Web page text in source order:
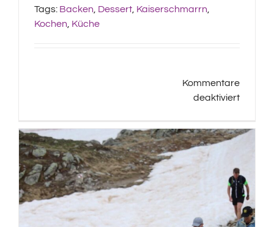
Tags: Backen Dessert Kaiserschmarrn
Kochen Küche
Kommentare
deaktiviertfür